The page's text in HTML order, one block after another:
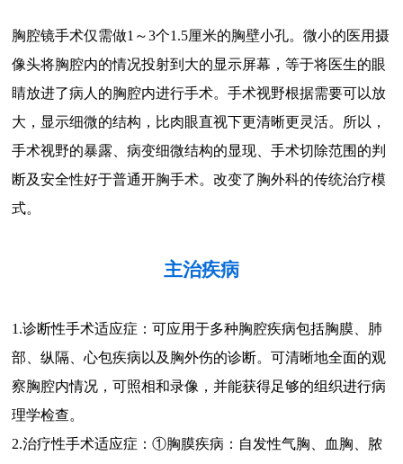
胸腔镜手术仅需做1～3个1.5厘米的胸壁小孔。微小的医用摄
像头将胸腔内的情况投射到大的显示屏幕，等于将医生的眼
睛放进了病人的胸腔内进行手术。手术视野根据需要可以放
大，显示细微的结构，比肉眼直视下更清晰更灵活。所以，
手术视野的暴露、病变细微结构的显现、手术切除范围的判
断及安全性好于普通开胸手术。改变了胸外科的传统治疗模
式。
主治疾病
1.诊断性手术适应症：可应用于多种胸腔疾病包括胸膜、肺
部、纵隔、心包疾病以及胸外伤的诊断。可清晰地全面的观
察胸腔内情况，可照相和录像，并能获得足够的组织进行病
理学检查。
2.治疗性手术适应症：①胸膜疾病：自发性气胸、血胸、脓